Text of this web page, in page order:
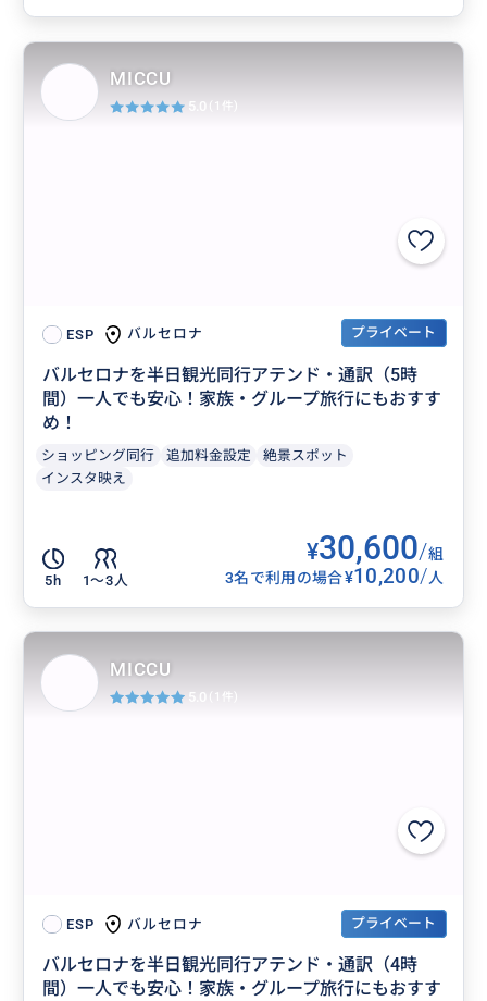
ESP バルセロナ プライベート
バルセロナを半日観光同行アテンド・通訳（5時
間）一人でも安心！家族・グループ旅行にもおすす
め！
ショッピング同行 追加料金設定
絶景スポット
インスタ映え
5h 1〜3人
¥30,600/組
3名で利用の場合¥10,200/人
MICCU
5.0 (1件)
ESP バルセロナ プライベート
バルセロナを半日観光同行アテンド・通訳（4時
間）一人でも安心！家族・グループ旅行にもおすす
MICCU
5.0 (1件)